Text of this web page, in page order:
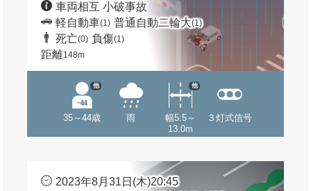
車両相互 小破事故
軽自動車(1) 普通自動二輪大(1)
死亡(0) 負傷(1)
距離148m
35～44歳
他
雨
幅5.5～
13.0m
他
３灯式信号
2023年8月31日(木)20:45